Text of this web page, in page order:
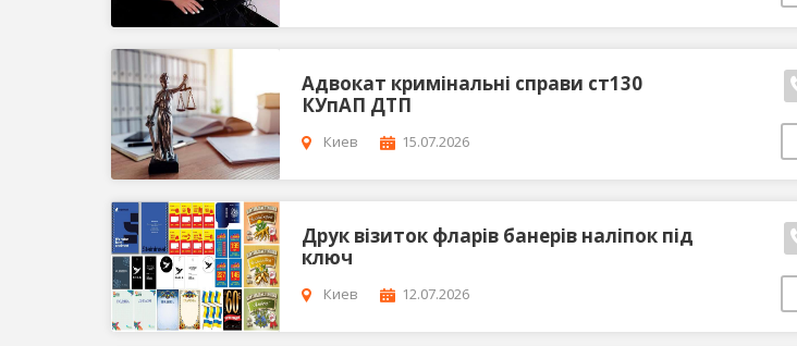
Адвокат кримінальні справи ст130
КУпАП ДТП
Киев 15.07.2026
Друк візиток фларів банерів наліпок під
ключ
Киев 12.07.2026